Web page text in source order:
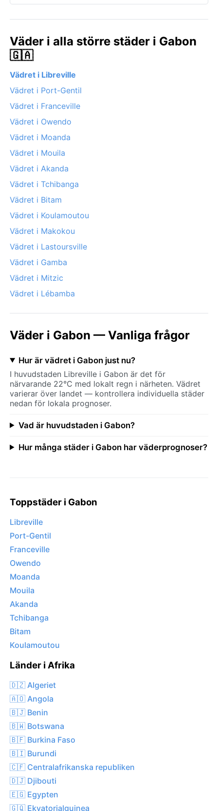
Väder i alla större städer i Gabon
🇬🇦
Vädret i Libreville
Vädret i Port-Gentil
Vädret i Franceville
Vädret i Owendo
Vädret i Moanda
Vädret i Mouila
Vädret i Akanda
Vädret i Tchibanga
Vädret i Bitam
Vädret i Koulamoutou
Vädret i Makokou
Vädret i Lastoursville
Vädret i Gamba
Vädret i Mitzic
Vädret i Lébamba
Väder i Gabon — Vanliga frågor
Hur är vädret i Gabon just nu?
I huvudstaden Libreville i Gabon är det för
närvarande 22°C med lokalt regn i närheten. Vädret
varierar över landet — kontrollera individuella städer
nedan för lokala prognoser.
Vad är huvudstaden i Gabon?
Hur många städer i Gabon har väderprognoser?
Toppstäder i Gabon
Libreville
Port-Gentil
Franceville
Owendo
Moanda
Mouila
Akanda
Tchibanga
Bitam
Koulamoutou
Länder i Afrika
🇩🇿 Algeriet
🇦🇴 Angola
🇧🇯 Benin
🇧🇼 Botswana
🇧🇫 Burkina Faso
🇧🇮 Burundi
🇨🇫 Centralafrikanska republiken
🇩🇯 Djibouti
🇪🇬 Egypten
🇬🇶 Ekvatorialguinea